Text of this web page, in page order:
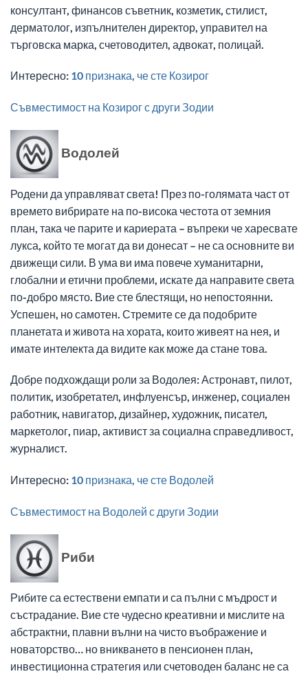
консултант, финансов съветник, козметик, стилист,
дерматолог, изпълнителен директор, управител на
търговска марка, счетоводител, адвокат, полицай.
Интересно: 10 признака, че сте Козирог
Съвместимост на Козирог с други Зодии
Водолей
Родени да управляват света! През по-голямата част от
времето вибрирате на по-висока честота от земния
план, така че парите и кариерата – въпреки че харесвате
лукса, който те могат да ви донесат – не са основните ви
движещи сили. В ума ви има повече хуманитарни,
глобални и етични проблеми, искате да направите света
по-добро място. Вие сте блестящи, но непостоянни.
Успешен, но самотен. Стремите се да подобрите
планетата и живота на хората, които живеят на нея, и
имате интелекта да видите как може да стане това.
Добре подхождащи роли за Водолея: Астронавт, пилот,
политик, изобретател, инфлуенсър, инженер, социален
работник, навигатор, дизайнер, художник, писател,
маркетолог, пиар, активист за социална справедливост,
журналист.
Интересно: 10 признака, че сте Водолей
Съвместимост на Водолей с други Зодии
Риби
Рибите са естествени емпати и са пълни с мъдрост и
състрадание. Вие сте чудесно креативни и мислите на
абстрактни, плавни вълни на чисто въображение и
новаторство… но вникването в пенсионен план,
инвестиционна стратегия или счетоводен баланс не са